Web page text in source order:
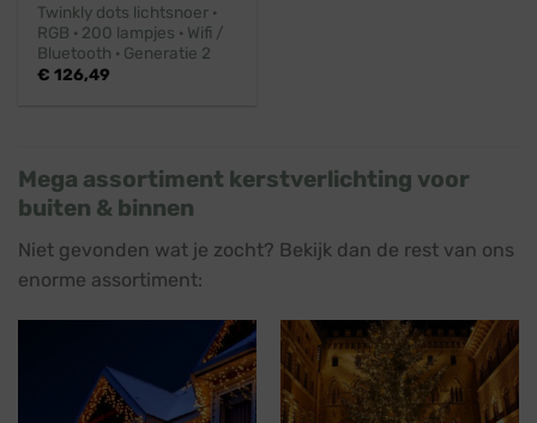
Twinkly dots lichtsnoer ·
RGB · 200 lampjes · Wifi /
Bluetooth · Generatie 2
€ 126,49
Mega assortiment kerstverlichting voor
buiten & binnen
Niet gevonden wat je zocht? Bekijk dan de rest van ons
enorme assortiment: